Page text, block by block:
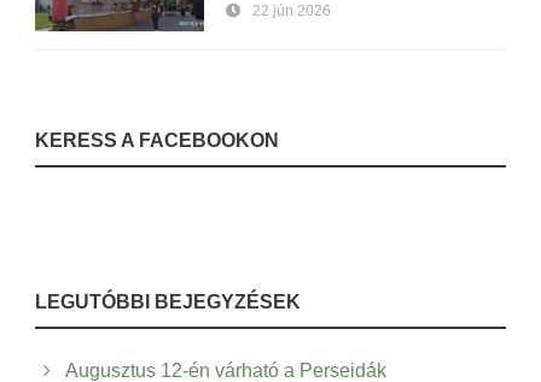
22 jún 2026
KERESS A FACEBOOKON
LEGUTÓBBI BEJEGYZÉSEK
Augusztus 12-én várható a Perseidák